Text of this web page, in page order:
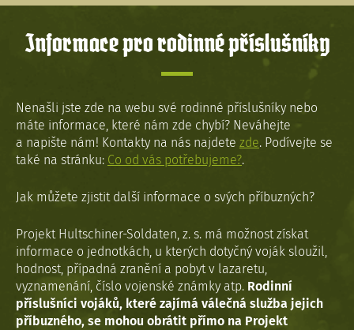
Informace pro rodinné příslušníky
Nenašli jste zde na webu své rodinné příslušníky nebo
máte informace, které nám zde chybí? Neváhejte
a napište nám! Kontakty na nás najdete zde. Podívejte se
také na stránku: Co od vás potřebujeme?.
Jak můžete zjistit další informace o svých příbuzných?
Projekt Hultschiner-Soldaten, z. s. má možnost získat
informace o jednotkách, u kterých dotyčný voják sloužil,
hodnost, případná zranění a pobyt v lazaretu,
vyznamenání, číslo vojenské známky atp. Rodinní
příslušníci vojáků, které zajímá válečná služba jejich
příbuzného, se mohou obrátit přímo na Projekt